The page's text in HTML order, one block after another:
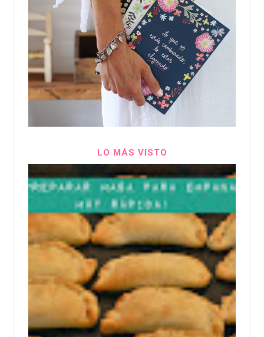
LO MÁS VISTO